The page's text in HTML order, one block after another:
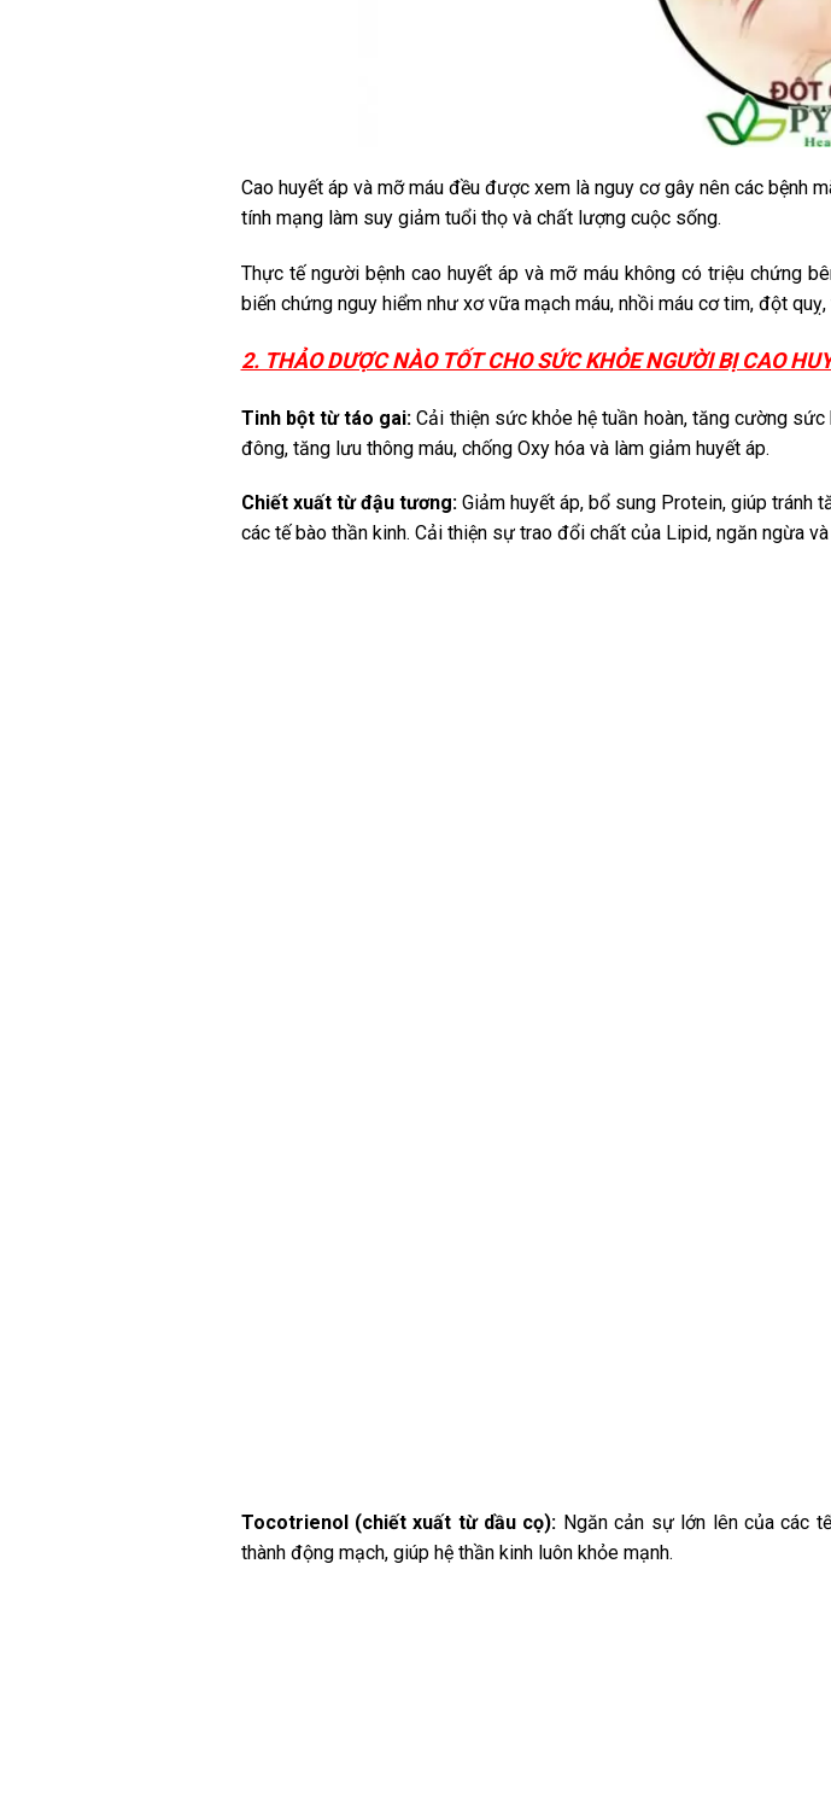
Cao huyết áp và mỡ máu đều được xem là nguy cơ gây nên các bệnh
tính mạng làm suy giảm tuổi thọ và chất lượng cuộc sống.
Thực tế người bệnh cao huyết áp và mỡ máu không có triệu chứng
biến chứng nguy hiểm như xơ vữa mạch máu, nhồi máu cơ tim, đột
2. THẢO DƯỢC NÀO TỐT CHO SỨC KHỎE NGƯỜI BỊ CAO
Tinh bột từ táo gai: Cải thiện sức khỏe hệ tuần hoàn, tăng cường
đông, tăng lưu thông máu, chống Oxy hóa và làm giảm huyết áp.
Chiết xuất từ đậu tương:Giảm huyết áp, bổ sung Protein, giúp tránh
các tế bào thần kinh. Cải thiện sự trao đổi chất của Lipid, ngăn ngừa
Tocotrienol (chiết xuất từ dầu cọ): Ngăn cản sự lớn lên của các
thành động mạch, giúp hệ thần kinh luôn khỏe mạnh.